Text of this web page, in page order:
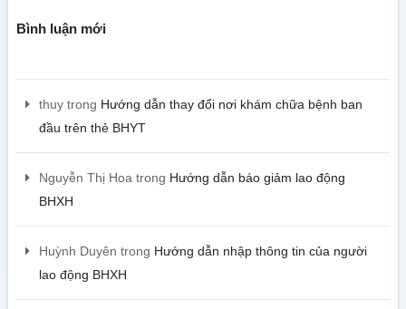
Bình luận mới
thuytrong Hướng dẫn thay đổi nơi khám chữa bệnh ban
đầu trên thẻ BHYT
Nguyễn Thị Hoatrong Hướng dẫn báo giảm lao động
BHXH
Huỳnh Duyên trong Hướng dẫn nhập thông tin của người
lao động BHXH